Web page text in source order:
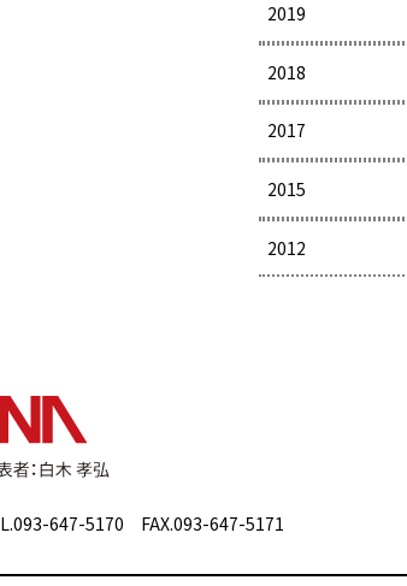
2019
2018
2017
2015
2012
647-5170 FAX.093-647-5171